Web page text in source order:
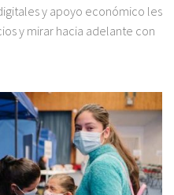
y apoyo económico les
y mirar hacia adelante con